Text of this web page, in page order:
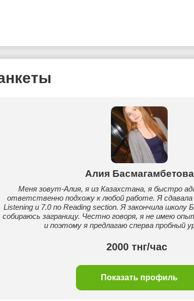
Алия Басмагамбетова
Меня зовут-Алия, я из Казахстана, я быстро
ответственно подхожу к любой работе. Я сдавала
Listening и 7.0 по Reading section. Я закончила
собираюсь заграницу. Честно говоря, я не имею
и поэтому я предлагаю сперва пробный
2000 тнг/час
Показать профиль